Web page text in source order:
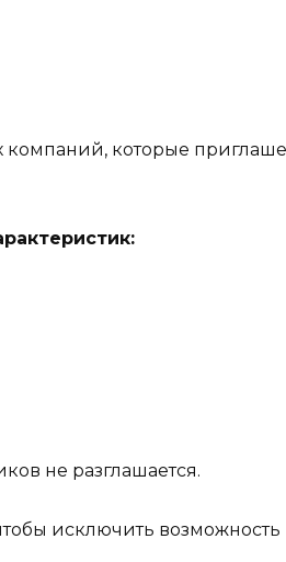
компаний, которые
не разглашается.
исключить возможность